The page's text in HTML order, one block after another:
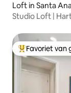
Loft in Santa
Studio Loft |
Topfavoriet
Favoriet van